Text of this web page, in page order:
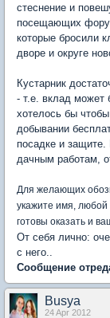
стеснение и
посещающих
которые бросили
дворе и округе
Кустарник
- т.е. вклад может
хотелось бы
добывании
посадке и
дачным работам,
Для желающих
укажите имя, любой
готовы оказать и
От себя лично:
с него..
Сообщение
Busya
24 Apr 2012